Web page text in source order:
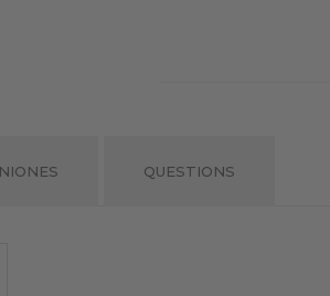
QUESTIONS